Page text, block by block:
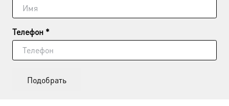
Телефон *
Подобрать